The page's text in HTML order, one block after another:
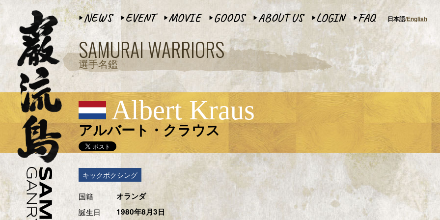
▶︎NEWS ▶︎ EVENT ▶︎MOVIE ▶︎ GOODS ▶︎ABOUT US ▶︎ LOGIN ▶︎FAQ 日本語English
SAMURAI WARRIORS
選手名鑑
Albert Kraus
アルバート・クラウス
キックボクシング
国籍
オランダ
誕生日
1980年8月3日